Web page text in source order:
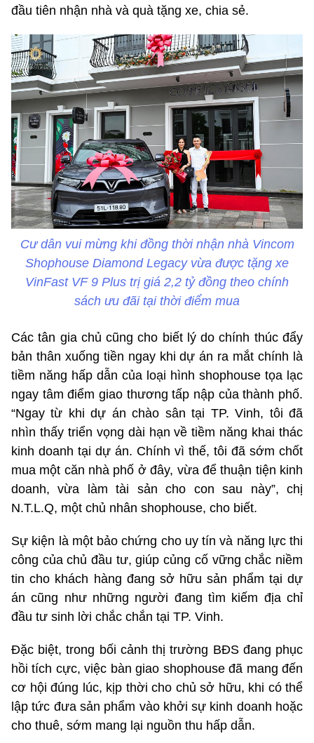
đầu tiên nhận nhà và quà tặng xe, chia sẻ.
Cư dân vui mừng khi đồng thời nhận nhà Vincom
Shophouse Diamond Legacy vừa được tặng xe
VinFast VF 9 Plus trị giá 2,2 tỷ đồng theo chính
sách ưu đãi tại thời điểm mua
Các tân gia chủ cũng cho biết lý do chính thúc đẩy
bản thân xuống tiền ngay khi dự án ra mắt chính là
tiềm năng hấp dẫn của loại hình shophouse tọa lạc
ngay tâm điểm giao thương tấp nập của thành phố.
“Ngay từ khi dự án chào sân tại TP. Vinh, tôi đã
nhìn thấy triển vọng dài hạn về tiềm năng khai thác
kinh doanh tại dự án. Chính vì thế, tôi đã sớm chốt
mua một căn nhà phố ở đây, vừa để thuận tiện kinh
doanh, vừa làm tài sản cho con sau này”, chị
N.T.L.Q, một chủ nhân shophouse, cho biết.
Sự kiện là một bảo chứng cho uy tín và năng lực thi
công của chủ đầu tư, giúp củng cố vững chắc niềm
tin cho khách hàng đang sở hữu sản phẩm tại dự
án cũng như những người đang tìm kiếm địa chỉ
đầu tư sinh lời chắc chắn tại TP. Vinh.
Đặc biệt, trong bối cảnh thị trường BĐS đang phục
hồi tích cực, việc bàn giao shophouse đã mang đến
cơ hội đúng lúc, kịp thời cho chủ sở hữu, khi có thể
lập tức đưa sản phẩm vào khởi sự kinh doanh hoặc
cho thuê, sớm mang lại nguồn thu hấp dẫn.